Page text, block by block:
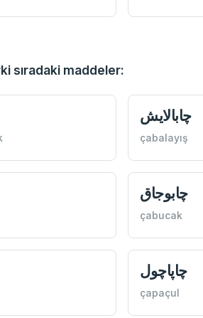
sıradaki maddeler:
چابالایش
çabalayış
چابوجاق
çabucak
چاپاچول
çapaçul